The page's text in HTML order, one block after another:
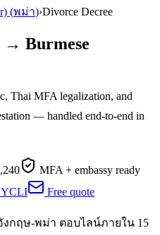
(พม่า)›Divorce Decree
→ Burmese
Thai MFA legalization, and
— handled end-to-end in
MFA + embassy ready
Free quote
กฤษ-พม่า ตอบไลน์ภายใน 15